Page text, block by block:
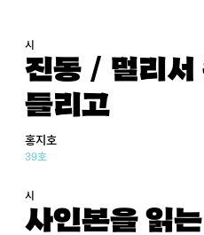
시
진동 / 멀리서
들리고
홍지호
39호
시
사인본을 읽